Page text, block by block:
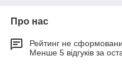
Про нас
Рейтинг не
Менше 5 відгуків за